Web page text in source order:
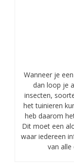
Wanneer je
dan loop je
insecten,
het tuinieren
heb daarom
Dit moet een
waar iedereen
van alle